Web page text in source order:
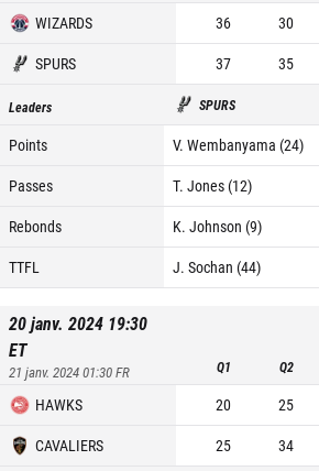
WIZARDS 36 30
SPURS
37 35
Leaders SPURS
Points V. Wembanyama (24)
Passes
T. Jones (12)
Rebonds
K. Johnson (9)
TTFL
J. Sochan (44)
20 janv. 2024 19:30
ET
21 janv. 2024 01:30FR Q1 Q2
HAWKS 20 25
CAVALIERS
25 34